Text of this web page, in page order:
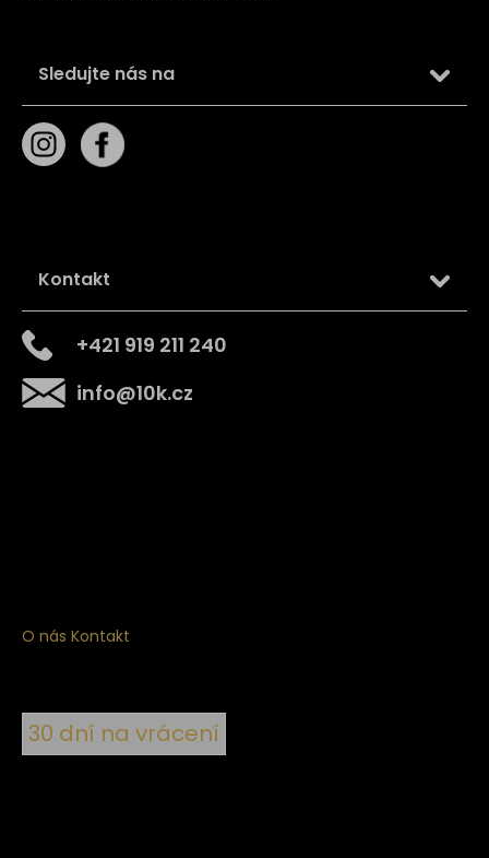
Sledujte nás na
Kontakt
info@10k.cz
+421 919 211 240
O nás Kontakt
30 dní na vrácení